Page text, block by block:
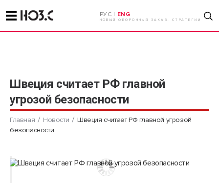
РУС | ENG
НОВЫЙ ОБОРОННЫЙ ЗАКАЗ. СТРАТЕГИИ
Швеция считает РФ главной
угрозой безопасности
Главная Новости
Швеция считает РФ главной угрозой
безопасности